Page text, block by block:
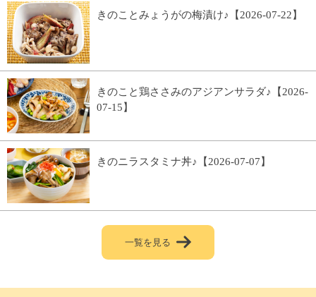
きのことみょうがの梅漬け♪【2026-07-22】
きのこと鶏ささみのアジアンサラダ♪【2026-
07-15】
きのニラスタミナ丼♪【2026-07-07】
一覧を見る